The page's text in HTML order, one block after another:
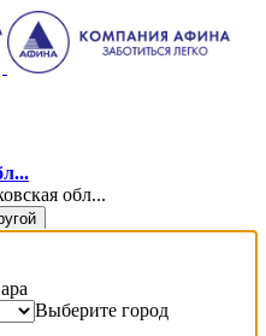
обл...
Выберите город